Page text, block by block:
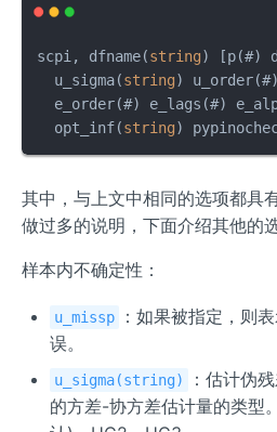
scpi, dfname(string) [p(#)
  u_sigma(
string)
e_order(#) e_lags(#)
  opt_inf(
string)
其中，与上文中相同的选项都具
做过多的说明，下面介绍其他的选
样本内不确定性：
u_missp
：如果被指定，则
误。
u_sigma(string)
：估计伪
的方差-协方差估计量的类型